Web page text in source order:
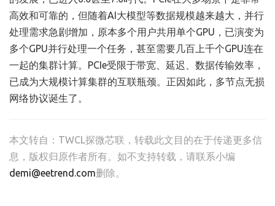
高效和可靠的，但随着AI大模型等数据规模越来越大，并行
处理需求急剧增加，原本多个用户共用单个GPU，已演变为
多个GPU并行处理一个任务，甚至需要几百上千个GPU连在
一起的集群计算。PCIe受限于带宽、延迟、数据传输效率，
已成为大规模计算集群的互联瓶颈。正因如此，多节点无损
网络协议诞生了。
本文转自： TWCL探微芯联 ，转载此文目的在于传递更多信
息，版权归原作者所有。如不支持转载，请联系小编
demi@eetrend.com删除。